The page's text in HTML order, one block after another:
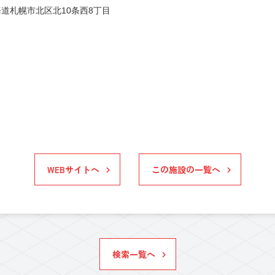
札幌市北区北10条西8丁目
WEBサイトへ この施設の一覧へ
検索一覧へ